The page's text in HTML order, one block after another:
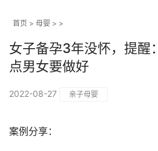
首页 > 母婴 > >
女子备孕3年没怀，提醒
点男女要做好
2022-08-27 亲子母婴
案例分享：